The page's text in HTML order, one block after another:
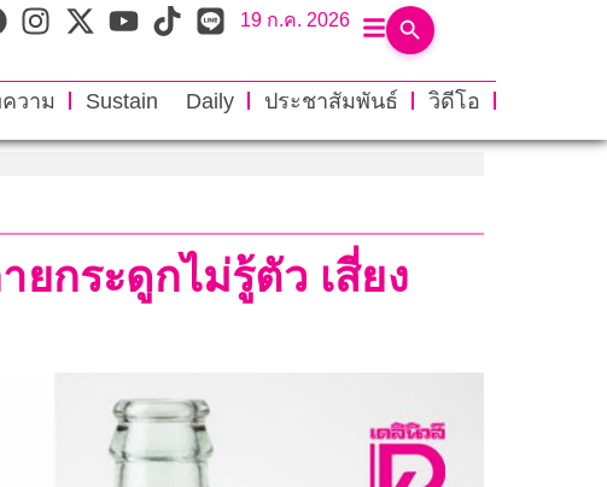
19 ก.ค. 2026
วาม Sustain Daily ประชาสัมพันธ์
วิดีโอ
กระดูกไม่รู้ตัว เสี่ยง